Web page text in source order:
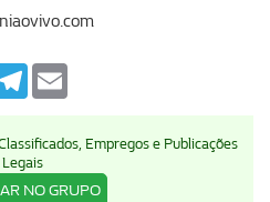
Telegram
Empregos e Publicações
Legais
NO GRUPO